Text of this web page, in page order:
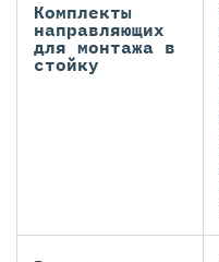
Комплекты
направляющих
для монтажа в
стойку